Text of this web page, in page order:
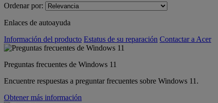
Ordenar por:
Enlaces de autoayuda
Información del producto Estatus de su reparación Contactar a Acer
Preguntas frecuentes de Windows 11
Encuentre respuestas a preguntar frecuentes sobre Windows 11.
Obtener más información